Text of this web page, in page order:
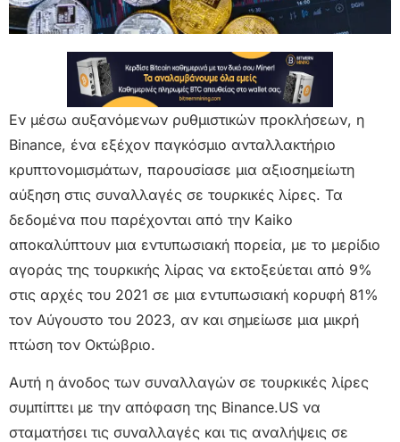
Εν μέσω αυξανόμενων ρυθμιστικών προκλήσεων, η
Binance, ένα εξέχον παγκόσμιο ανταλλακτήριο
κρυπτονομισμάτων, παρουσίασε μια αξιοσημείωτη
αύξηση στις συναλλαγές σε τουρκικές λίρες. Τα
δεδομένα που παρέχονται από την Kaiko
αποκαλύπτουν μια εντυπωσιακή πορεία, με το μερίδιο
αγοράς της τουρκικής λίρας να εκτοξεύεται από 9%
στις αρχές του 2021 σε μια εντυπωσιακή κορυφή 81%
τον Αύγουστο του 2023, αν και σημείωσε μια μικρή
πτώση τον Οκτώβριο.
Αυτή η άνοδος των συναλλαγών σε τουρκικές λίρες
συμπίπτει με την απόφαση της Binance.US να
σταματήσει τις συναλλαγές και τις αναλήψεις σε